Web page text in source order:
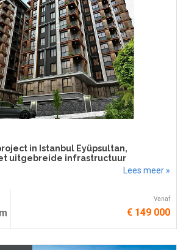
in Istanbul Eyüpsultan,
uitgebreide infrastructuur
Lees meer »
Vanaf
€ 149 000